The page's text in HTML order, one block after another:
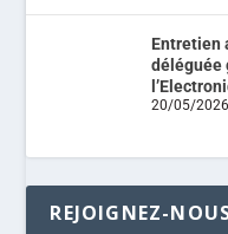
Entretien
déléguée
20/05/2026
REJOIGNEZ-